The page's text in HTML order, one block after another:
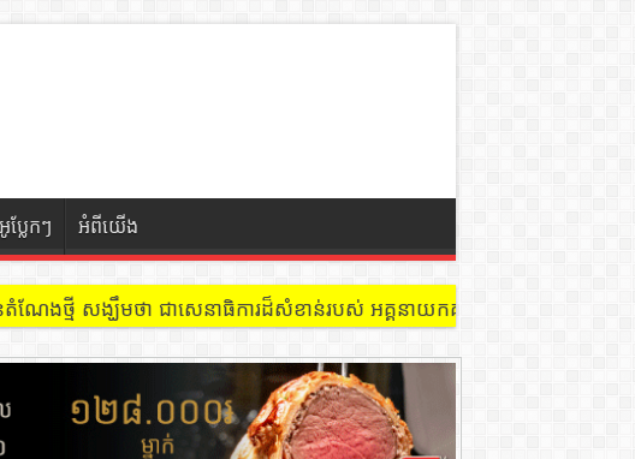
លែកៗ អំពីយើង
ល្បែងសុីសង នៅជាន់ទី៩ បន្ទប់ ៩០២ !